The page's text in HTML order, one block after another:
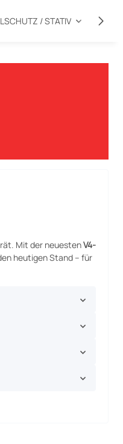
/ STATIV
Mit der neuestenV4-
heutigen Stand – für